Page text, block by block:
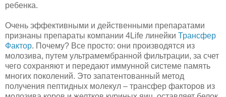
ребенка.
Очень эффективными и действенными препаратами
признаны препараты компании 4Life линейки Трансфер
Фактор. Почему? Все просто: они производятся из
молозива, путем ультрамембранной фильтрации, за счет
чего сохраняют и передают иммунной системе память
многих поколений. Это запатентованный метод
получения пептидных молекул – трансфер факторов из